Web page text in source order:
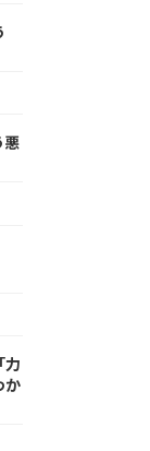
悪
力
か